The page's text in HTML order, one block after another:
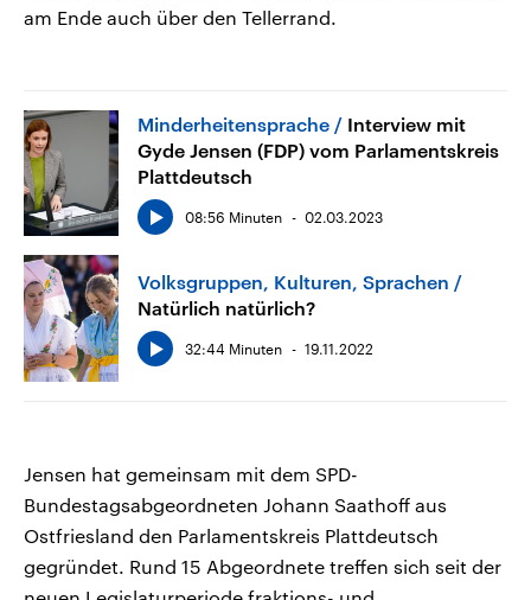
am Ende auch über den Tellerrand.
Minderheitensprache
Interview mit
Gyde Jensen (FDP) vom Parlamentskreis
Plattdeutsch
08:56 Minuten 02.03.2023
Volksgruppen, Kulturen, Sprachen
Natürlich natürlich?
32:44 Minuten 19.11.2022
Jensen hat gemeinsam mit dem SPD-
Bundestagsabgeordneten Johann Saathoff aus
Ostfriesland den Parlamentskreis Plattdeutsch
gegründet. Rund 15 Abgeordnete treffen sich seit der